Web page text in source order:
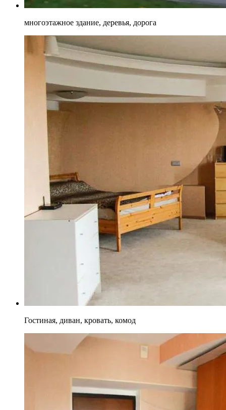
многоэтажное здание, деревья, дорога
Гостиная, диван, кровать, комод